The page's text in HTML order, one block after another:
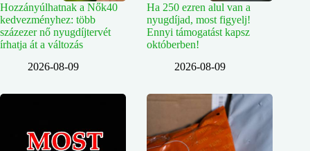
Hozzányúlhatnak a Nők40
kedvezményhez: több
százezer nő nyugdíjtervét
írhatja át a változás
2026-08-09
Ha 250 ezren alul van a
nyugdíjad, most figyelj!
Ennyi támogatást kapsz
októberben!
2026-08-09